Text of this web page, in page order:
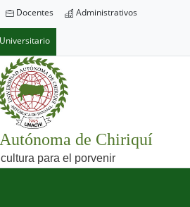
Docentes Administrativos
de Chiriquí
para el porvenir